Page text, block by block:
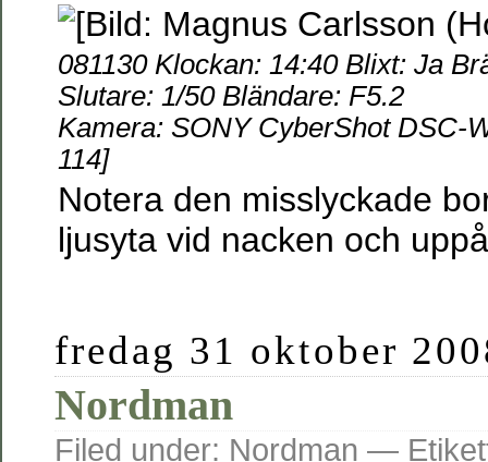
081130 Klockan: 14:40 Blixt: Ja
Slutare: 1/50 Bländare: F5.2
Kamera: SONY CyberShot DSC-
114]
Notera den misslyckade
ljusyta vid nacken och
fredag 31 oktober
Nordman
Filed under: Nordman —